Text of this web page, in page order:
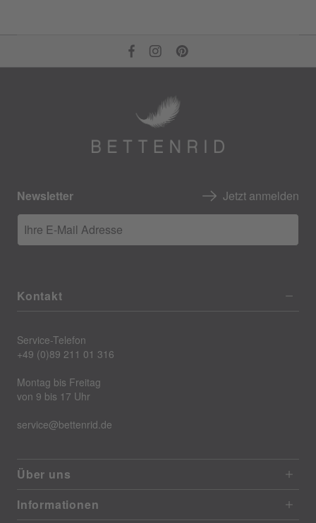
Newsletter Jetzt anmelden
Ihre E-Mail Adresse
Kontakt
Service-Telefon
+49 (0)89 211 01 316
Montag bis Freitag
von 9 bis 17 Uhr
service@bettenrid.de
Über uns
Informationen